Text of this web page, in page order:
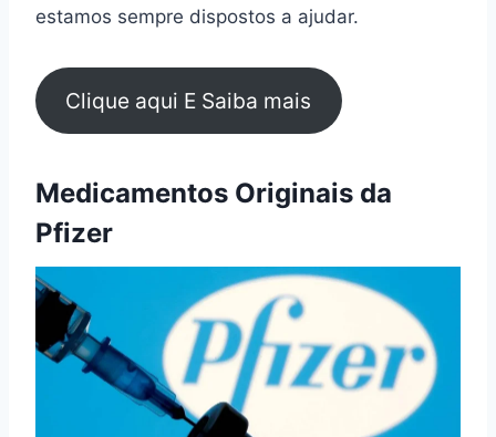
estamos sempre dispostos a ajudar.
Clique aqui E Saiba mais
Medicamentos Originais da
Pfizer